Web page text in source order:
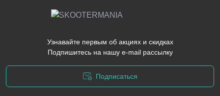
Узнавайте первым об акциях и скидках
Подпишитесь на нашу e-mail рассылку
Подписаться